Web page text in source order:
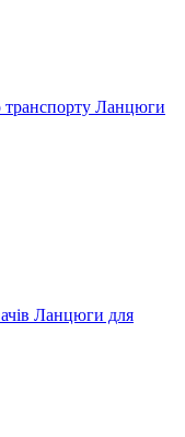
Ланцюги
Ланцюги для